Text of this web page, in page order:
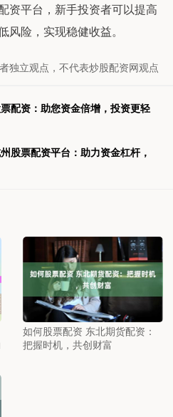
资平台，新手投资者可以提高
险，实现稳健收益。
独立观点，不代表炒股配资网观点
配资：助您资金倍增，投资更轻
股票配资平台：助力资金杠杆，
如何股票配资 东北期货配资：
把握时机，共创财富